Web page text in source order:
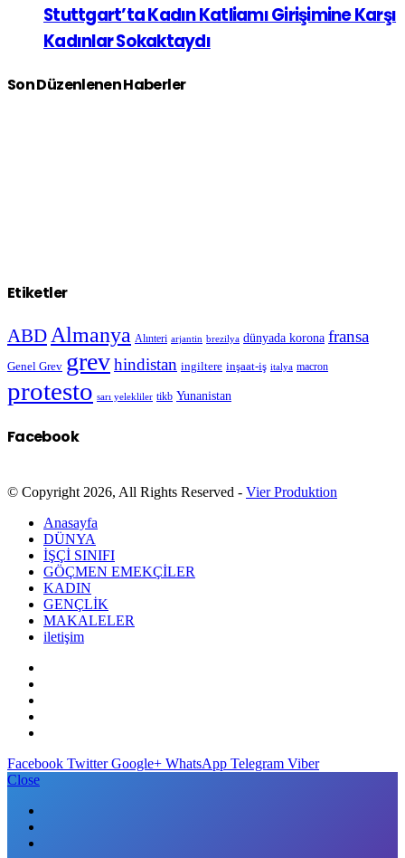
Stuttgart’ta Kadın Katliamı Girişimine Karşı
Kadınlar Sokaktaydı
Son Düzenlenen Haberler
Etiketler
ABD Almanya Alınteri arjantin brezilya dünyada korona fransa
Genel Grev grevhindistan ingiltere inşaat-iş italya macron
protesto sarı yelekliler tikb Yunanistan
Facebook
© Copyright 2026, All Rights Reserved - Vier Produktion
Anasayfa
DÜNYA
İŞÇİ SINIFI
GÖÇMEN EMEKÇİLER
KADIN
GENÇLİK
MAKALELER
iletişim
Facebook Twitter Google+ WhatsApp Telegram Viber
Close